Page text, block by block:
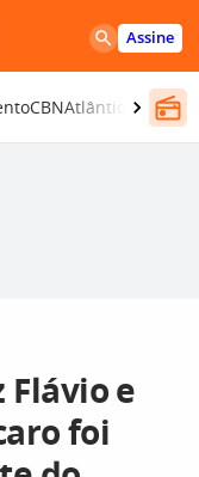
Assine
CBNAtlântida SC
e
foi